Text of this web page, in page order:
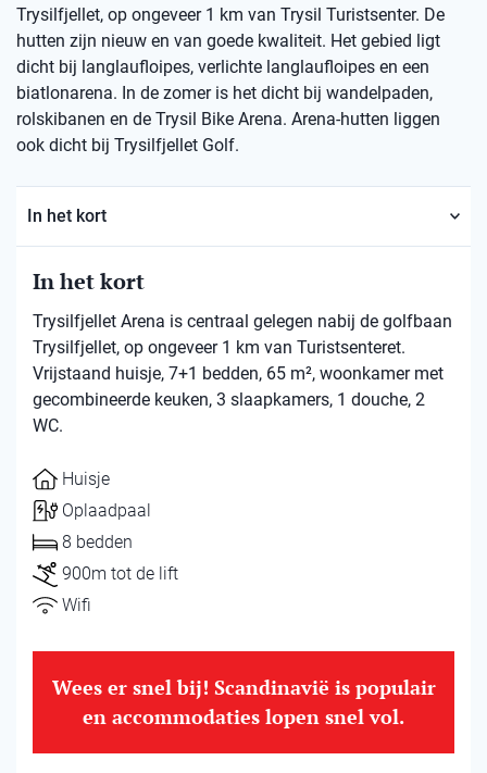
Trysilfjellet, op ongeveer 1 km van Trysil Turistsenter. De
hutten zijn nieuw en van goede kwaliteit. Het gebied ligt
dicht bij langlaufloipes, verlichte langlaufloipes en een
biatlonarena. In de zomer is het dicht bij wandelpaden,
rolskibanen en de Trysil Bike Arena. Arena-hutten liggen
ook dicht bij Trysilfjellet Golf.
In het kort
In het kort
Trysilfjellet Arena is centraal gelegen nabij de golfbaan
Trysilfjellet, op ongeveer 1 km van Turistsenteret.
Vrijstaand huisje, 7+1 bedden, 65 m², woonkamer met
gecombineerde keuken, 3 slaapkamers, 1 douche, 2
WC.
Huisje
Oplaadpaal
8 bedden
900m tot de lift
Wifi
Wees er snel bij! Scandinavië is populair
en accommodaties lopen snel vol.